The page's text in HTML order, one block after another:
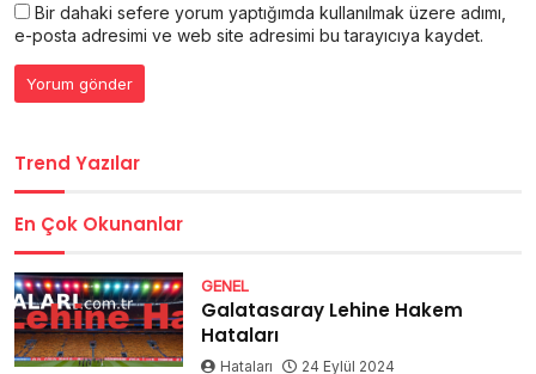
Bir dahaki sefere yorum yaptığımda kullanılmak üzere adımı,
e-posta adresimi ve web site adresimi bu tarayıcıya kaydet.
Trend Yazılar
En Çok Okunanlar
GENEL
Galatasaray Lehine Hakem
Hataları
Hataları 24 Eylül 2024